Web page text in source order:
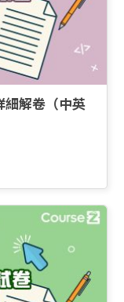
細解卷（中英